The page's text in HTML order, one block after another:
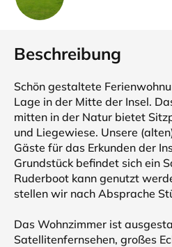
Beschreibung
Schön gestaltete
Lage in der Mitte der Insel.
mitten in der Natur bietet
und Liegewiese. Unsere
Gäste für das Erkunden der
Grundstück befindet sich ein
Ruderboot kann genutzt
stellen wir nach Absprache
Das Wohnzimmer ist
Satellitenfernsehen, großes